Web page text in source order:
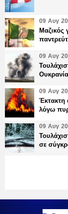
09 Αυγ
Μαζικός
09 Αυγ
Ουκρανία
09 Αυγ
Έκτακτη
λόγω
09 Αυγ
σε